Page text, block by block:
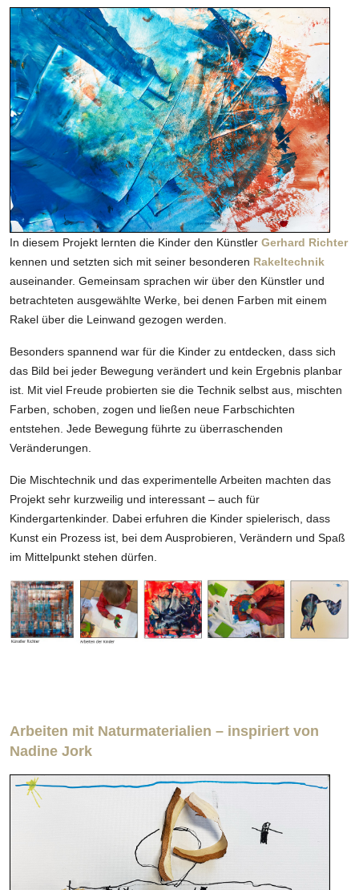
In diesem Projekt lernten die Kinder den Künstler Gerhard Richter
kennen und setzten sich mit seiner besonderen Rakeltechnik
auseinander. Gemeinsam sprachen wir über den Künstler und
betrachteten ausgewählte Werke, bei denen Farben mit einem
Rakel über die Leinwand gezogen werden.
Besonders spannend war für die Kinder zu entdecken, dass sich
das Bild bei jeder Bewegung verändert und kein Ergebnis planbar
ist. Mit viel Freude probierten sie die Technik selbst aus, mischten
Farben, schoben, zogen und ließen neue Farbschichten
entstehen. Jede Bewegung führte zu überraschenden
Veränderungen.
Die Mischtechnik und das experimentelle Arbeiten machten das
Projekt sehr kurzweilig und interessant – auch für
Kindergartenkinder. Dabei erfuhren die Kinder spielerisch, dass
Kunst ein Prozess ist, bei dem Ausprobieren, Verändern und Spaß
im Mittelpunkt stehen dürfen.
Arbeiten mit Naturmaterialien – inspiriert von
Nadine Jork